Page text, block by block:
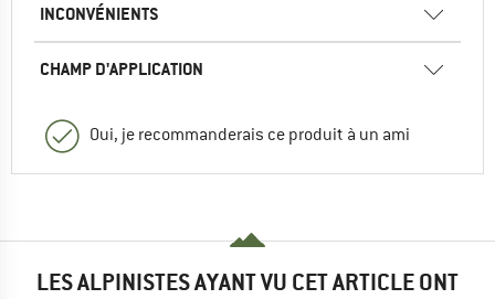
INCONVÉNIENTS
CHAMP D'APPLICATION
Oui, je recommanderais ce produit à un ami
LES ALPINISTES AYANT VU CET ARTICLE ONT